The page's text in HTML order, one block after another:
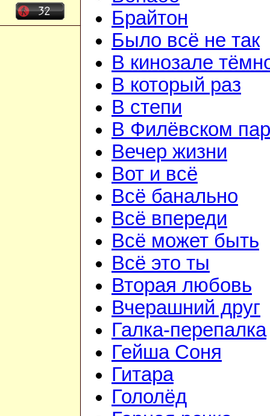
Брайтон
Было всё не так
В кинозале
В который раз
В степи
В Филёвском
Вечер жизни
Вот и всё
Всё банально
Всё впереди
Всё может быть
Всё это ты
Вторая любовь
Вчерашний друг
Галка-перепалка
Гейша Соня
Гитара
Гололёд